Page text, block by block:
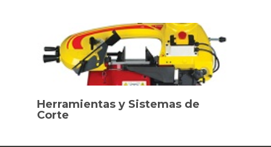
Herramientas y Sistemas de
Corte